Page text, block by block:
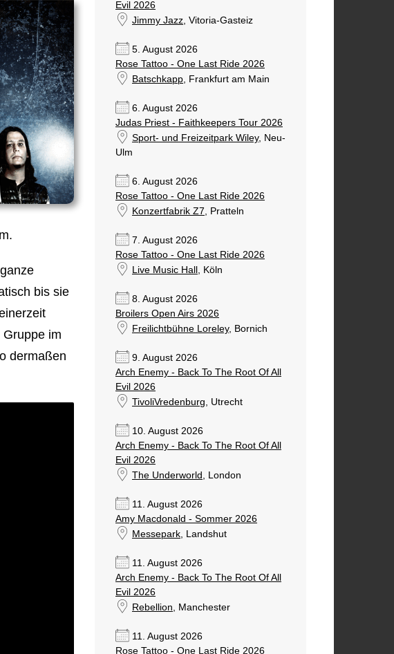
bis sie
Gruppe im
dermaßen
Evil 2026
Jimmy Jazz, Vitoria-Gasteiz
5. August 2026
Rose Tattoo - One Last Ride 2026
Batschkapp, Frankfurt am Main
6. August 2026
Judas Priest - Faithkeepers Tour 2026
Sport- und Freizeitpark Wiley, Neu-
Ulm
6. August 2026
Rose Tattoo - One Last Ride 2026
Konzertfabrik Z7, Pratteln
7. August 2026
Rose Tattoo - One Last Ride 2026
Live Music Hall , Köln
8. August 2026
Broilers Open Airs 2026
Freilichtbühne Loreley, Bornich
9. August 2026
Arch Enemy - Back To The Root Of All
Evil 2026
TivoliVredenburg, Utrecht
10. August 2026
Arch Enemy - Back To The Root Of All
Evil 2026
The Underworld , London
11. August 2026
Amy Macdonald - Sommer 2026
Messepark, Landshut
11. August 2026
Arch Enemy - Back To The Root Of All
Evil 2026
Rebellion, Manchester
11. August 2026
Rose Tattoo - One Last Ride 2026